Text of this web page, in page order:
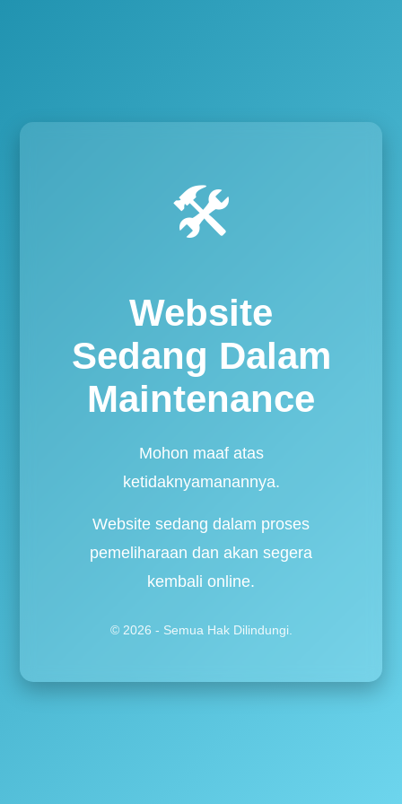
🛠️
Website
Sedang Dalam
Maintenance
Mohon maaf atas
ketidaknyamanannya.
Website sedang dalam proses
pemeliharaan dan akan segera
kembali online.
© 2026 - Semua Hak Dilindungi.